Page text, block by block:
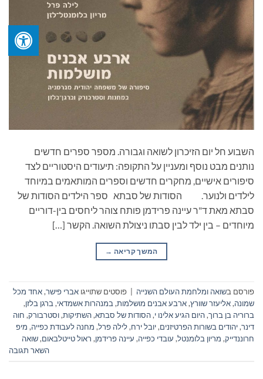
השבוע חל יום הזיכרון לשואה וגבורה. מספר ספרים חדשים
נותנים מבט נוסף ומעניין על התקופה: תיעודים היסטוריים לצד
סיפורים אישיים, מחקרים חדשים וספרים המותאמים במיוחד
לילדים ולנוער. הסודות של סבתא ספר הילדים הסודות של
סבתא מאת ד"ר עיינה פרידמן פותח צוהר ליחסים בין-דוריים
מיוחדים – בין ילד לבין סבתו ניצולת השואה. הקשר […]
המשך קריאה →
פורסם בשואה ומלחמת העולם השנייה פוסטים שתוייגו אברי פישר,אחד מכל
שמונה,אליעזר שוורץ,ארבע אבנים מושלמות,במנהרות אשמדאי,ברגן בלזן,
ברוריה בן ברוך,היום הגיע אלינו י,הסודות של סבתא,השתיקות,וסטרבורק, חוה
דינר,יהודים בשורות הפרטיזנים,יובל ירח,לילה פרל, מחנה לעבודת כפייה, מיפ
חרוננדייק, מריון בלומנטל, עובדי כפייה, עיינה פרידמן, ראול טייטלבאום,שואה
השאר תגובה